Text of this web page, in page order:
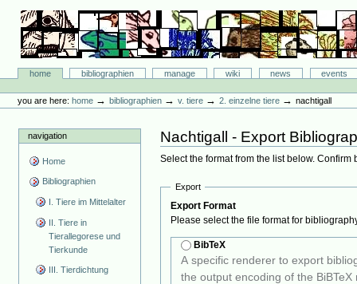
content.
navigation
Bibliographie-Portal
Sectionshome bibliographien manage wiki news
events
tools
you are here: home →bibliographien →v. tiere →2. einzelne tiere →nachtigall
navigation
Home
Bibliographien
I. Tiere im Mittelalter
II. Tiere in
Tierallegorese und
Tierkunde
III. Tierdichtung
Nachtigall - Export
Select the format from the list below. Confirm
Export
Export Format
Please select the file format for
BibTeX
A specific renderer to export
the output encoding of the BiBTeX